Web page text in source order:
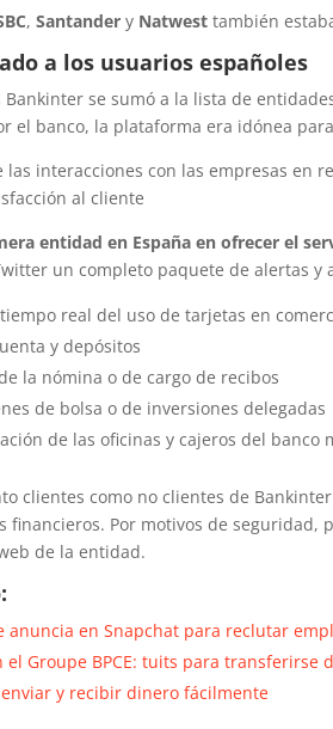
,Santander y Natwest también
a los usuarios españoles
Bankinter se sumó a la lista de
el banco, la plataforma era idónea
las interacciones con las empresas en
al cliente
entidad en España en ofrecer el
un completo paquete de alertas y
real del uso de tarjetas en
y depósitos
la nómina o de cargo de recibos
de bolsa o de inversiones delegadas
de las oficinas y cajeros del banco
clientes como no clientes de
financieros. Por motivos de
de la entidad.
anuncia en Snapchat para reclutar
el Groupe BPCE: tuits para transferirse
enviar y recibir dinero fácilmente